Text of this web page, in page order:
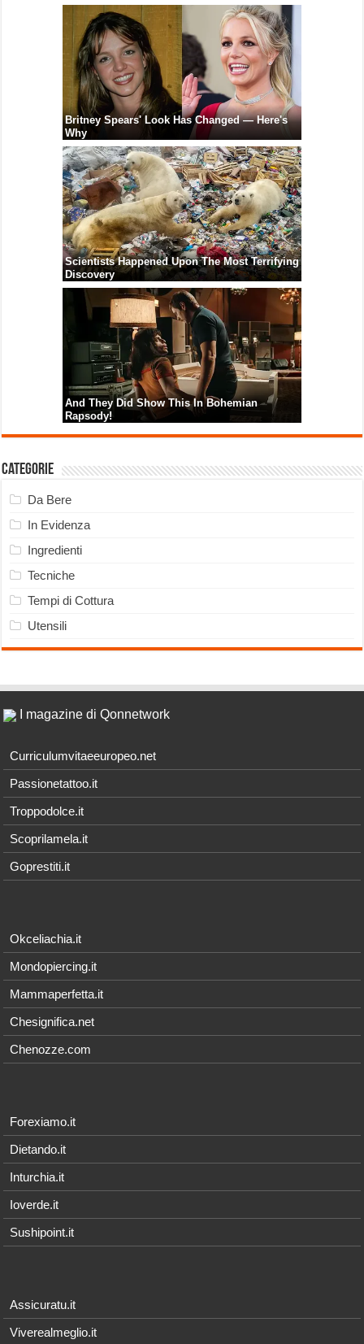
Categorie
Da Bere
In Evidenza
Ingredienti
Tecniche
Tempi di Cottura
Utensili
I magazine di Qonnetwork
Curriculumvitaeeuropeo.net
Passionetattoo.it
Troppodolce.it
Scoprilamela.it
Goprestiti.it
Okceliachia.it
Mondopiercing.it
Mammaperfetta.it
Chesignifica.net
Chenozze.com
Forexiamo.it
Dietando.it
Inturchia.it
Ioverde.it
Sushipoint.it
Assicuratu.it
Viverealmeglio.it